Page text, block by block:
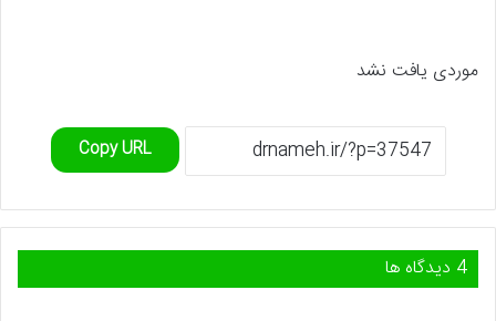
موردی یافت نشد
Copy URL
‫4 دیدگاه ها